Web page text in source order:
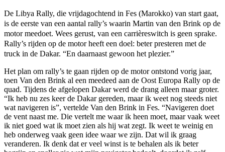
De Libya Rally, die vrijdagochtend in Fes (Marokko) van start gaat,
is de eerste van een aantal rally’s waarin Martin van den Brink op de
motor meedoet. Wees gerust, van een carrièreswitch is geen sprake.
Rally’s rijden op de motor heeft een doel: beter presteren met de
truck in de Dakar. “En daarnaast gewoon het plezier.”
Het plan om rally’s te gaan rijden op de motor ontstond vorig jaar,
toen Van den Brink al een meedeed aan de Oost Europa Rally op de
quad. Tijdens de afgelopen Dakar werd de drang alleen maar groter.
“Ik heb nu zes keer de Dakar gereden, maar ik weet nog steeds niet
wat navigeren is”, vertelde Van den Brink in Fes. “Navigeren doet
de vent naast me. Die vertelt me waar ik heen moet, maar vaak weet
ik niet goed wat ik moet zien als hij wat zegt. Ik weet te weinig en
heb onderweg vaak geen idee waar we zijn. Dat wil ik graag
veranderen. Ik denk dat er veel winst is te behalen als ik beter